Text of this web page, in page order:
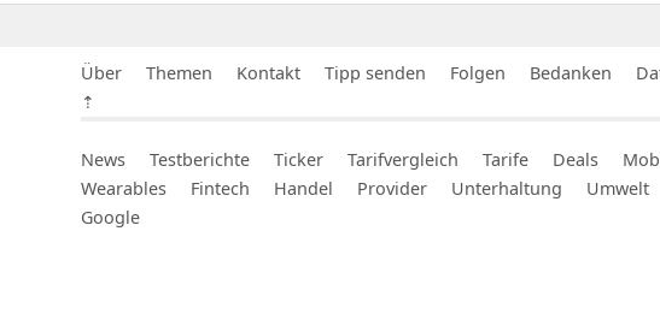
Über Themen Kontakt Tipp senden Folgen Bedanken
⇡
News Testberichte Ticker Tarifvergleich Tarife Deals
Wearables
Fintech Handel Provider Unterhaltung Umwelt
Google